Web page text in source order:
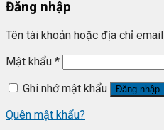
Đăng nhập
Tên tài khoản hoặc địa chỉ email
Mật khẩu *
Ghi nhớ mật khẩu
Đăng nhập
Quên mật khẩu?